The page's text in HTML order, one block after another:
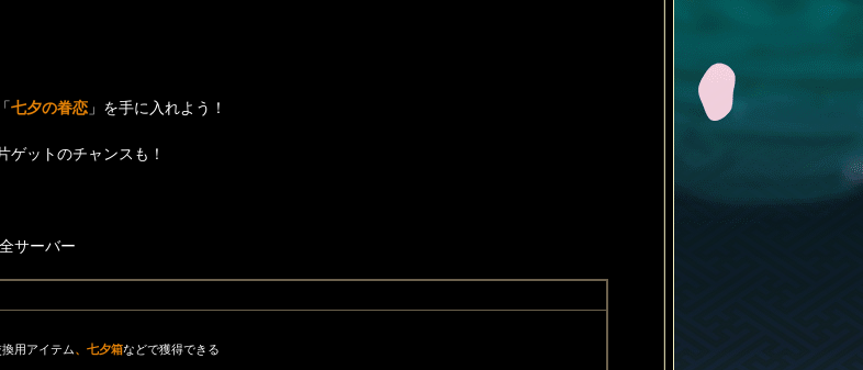
七夕の眷恋 」を手に入れよう！
ゲットのチャンスも！
サーバー
用アイテム、七夕箱などで獲得できる